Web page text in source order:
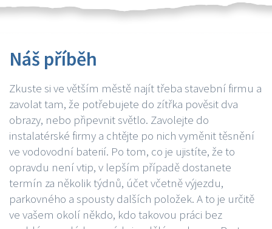
Náš příběh
Zkuste si ve větším městě najít třeba stavební firmu a
zavolat tam, že potřebujete do zítřka pověsit dva
obrazy, nebo připevnit světlo. Zavolejte do
instalatérské firmy a chtějte po nich vyměnit těsnění
ve vodovodní baterií. Po tom, co je ujistíte, že to
opravdu není vtip, v lepším případě dostanete
termín za několik týdnů, účet včetně výjezdu,
parkovného a spousty dalších položek. A to je určitě
ve vašem okolí někdo, kdo takovou práci bez